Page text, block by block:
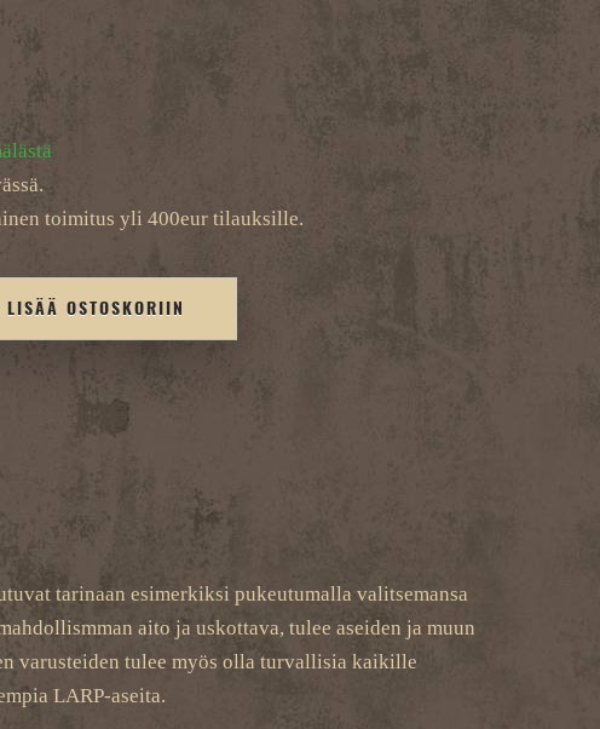
toimitus yli 400eur tilauksille.
LISÄÄ OSTOSKORIIN
tarinaan esimerkiksi pukeutumalla valitsemansa
aito ja uskottava, tulee aseiden ja muun
varusteiden tulee myös olla turvallisia kaikille
LARP-aseita.